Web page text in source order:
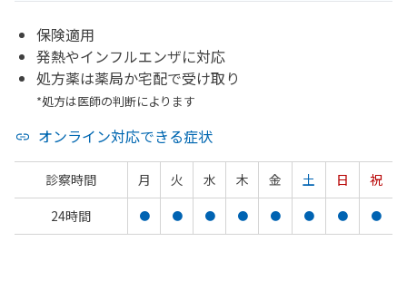
保険適用
発熱やインフルエンザに対応
処方薬は薬局か宅配で受け取り
*処方は医師の判断によります
オンライン対応できる症状
診察時間 月 火 水 木 金 土 日
祝
24時間
● ● ● ● ● ● ● ●